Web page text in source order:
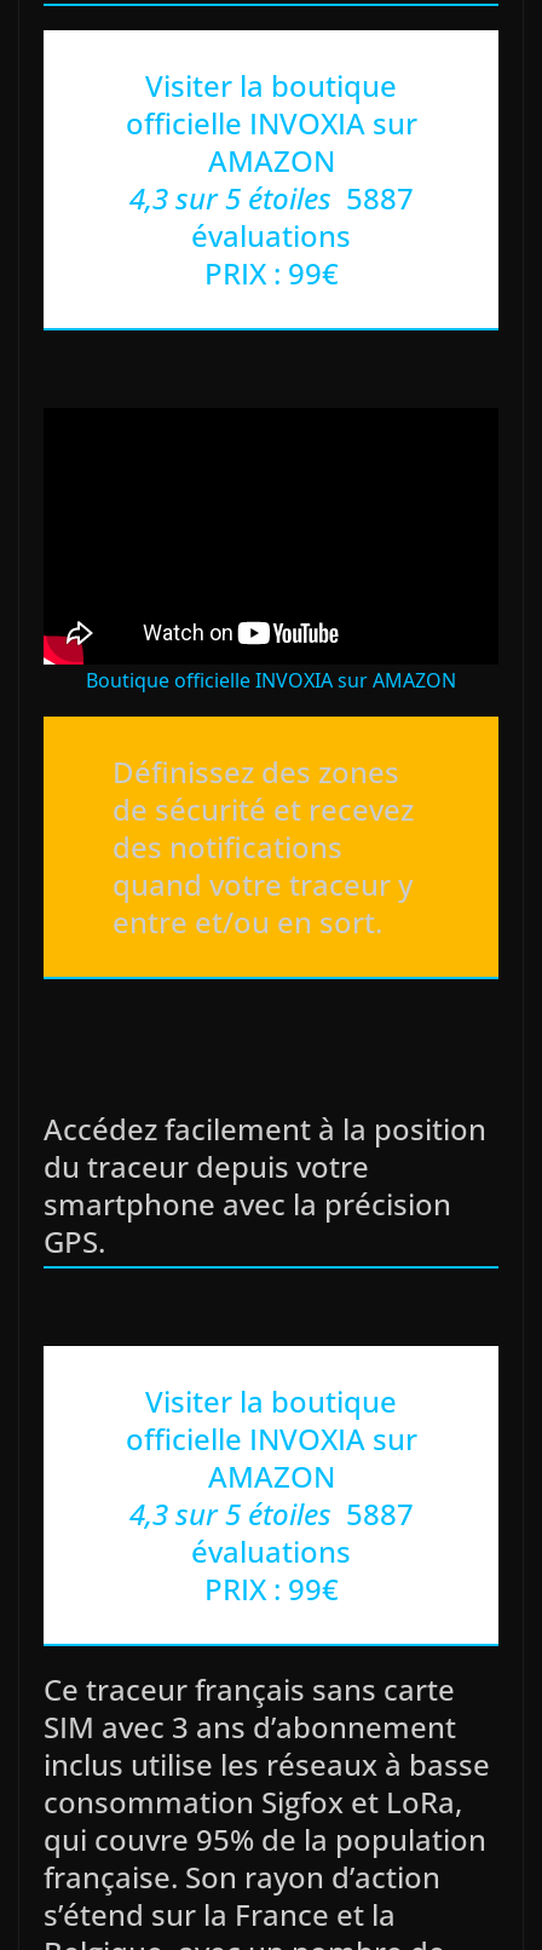
Visiter la boutique
officielle INVOXIA sur
AMAZON
4,3 sur 5 étoiles 5887
évaluations
PRIX : 99€
Boutique officielle INVOXIA sur AMAZON
Définissez des zones
de sécurité et recevez
des notifications
quand votre traceur y
entre et/ou en sort.
Accédez facilement à la position
du traceur depuis votre
smartphone avec la précision
GPS.
Visiter la boutique
officielle INVOXIA sur
AMAZON
4,3 sur 5 étoiles 5887
évaluations
PRIX : 99€
Ce traceur français sans carte
SIM avec 3 ans d’abonnement
inclus utilise les réseaux à basse
consommation Sigfox et LoRa,
qui couvre 95% de la population
française. Son rayon d’action
s’étend sur la France et la